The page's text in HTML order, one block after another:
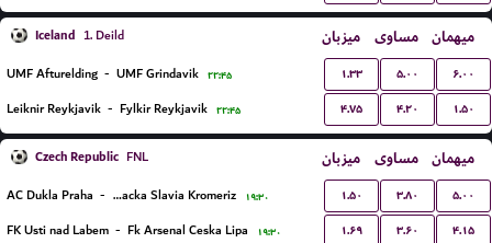
Iceland 1. Deild میزبان مساوی میهمان
UMF Afturelding - UMF Grindavik ۲۲:۴۵ ۱.۳۳ ۵.۰۰ ۶.۰۰
Leiknir Reykjavik - Fylkir Reykjavik ۲۲:۴۵ ۴.۷۵ ۴.۲۰ ۱.۵۰
Czech Republic FNL میزبان مساوی میهمان
AC Dukla Praha - SK Hanacka Slavia Kromeriz ۱۹:۳۰ ۱.۵۰ ۳.۸۰ ۵.۰۰
FK Usti nad Labem - Fk Arsenal Ceska Lipa ۱۹:۳۰ ۱.۶۹ ۳.۶۰ ۴.۱۵